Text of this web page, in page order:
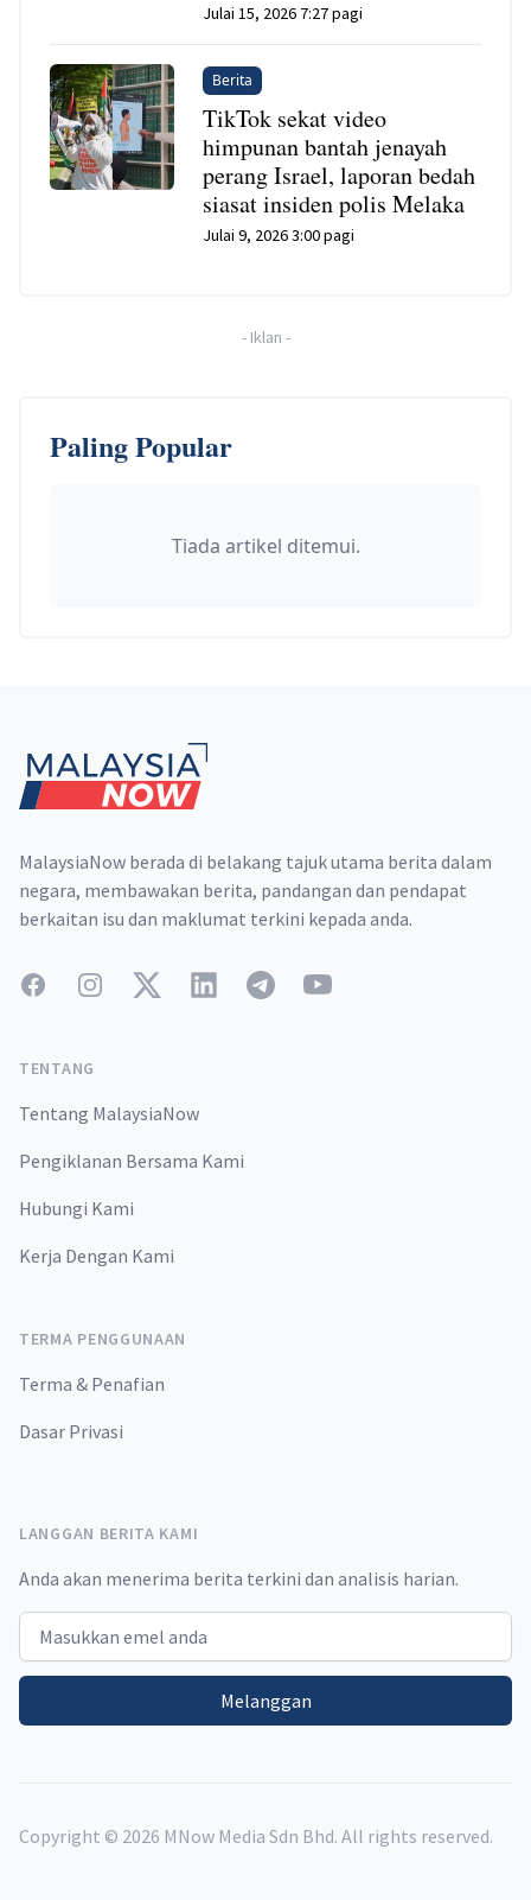
Julai 15, 2026 7:27 pagi
Berita
TikTok sekat video
himpunan bantah jenayah
perang Israel, laporan bedah
siasat insiden polis Melaka
Julai 9, 2026 3:00 pagi
- Iklan -
Paling Popular
Tiada artikel ditemui.
MalaysiaNow berada di belakang tajuk utama berita dalam
negara, membawakan berita, pandangan dan pendapat
berkaitan isu dan maklumat terkini kepada anda.
FacebookInstagramTwitterLinkedInTelegramYouTube
TENTANG
Tentang MalaysiaNow
Pengiklanan Bersama Kami
Hubungi Kami
Kerja Dengan Kami
TERMA PENGGUNAAN
Terma & Penafian
Dasar Privasi
LANGGAN BERITA KAMI
Anda akan menerima berita terkini dan analisis harian.
Email address
Melanggan
Copyright © 2026 MNow Media Sdn Bhd. All rights reserved.